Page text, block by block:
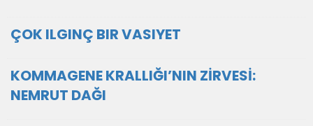
ÇOK ILGINÇ BIR VASIYET
KOMMAGENE KRALLIĞI’NIN ZİRVESİ:
NEMRUT DAĞI